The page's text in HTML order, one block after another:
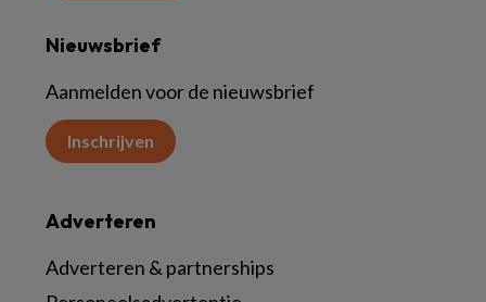
Nieuwsbrief
Aanmelden voor de nieuwsbrief
Inschrijven
Adverteren
Adverteren & partnerships